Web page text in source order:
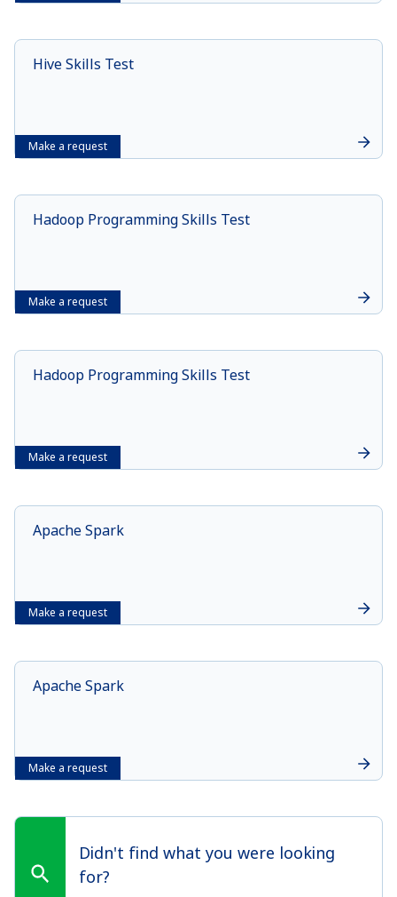
Make a request
Hive Skills Test
Make a request
Hadoop Programming Skills Test
Make a request
Hadoop Programming Skills Test
Make a request
Apache Spark
Make a request
Apache Spark
Didn't find what you were looking
for?